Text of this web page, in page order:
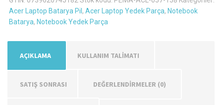
Batarya
Pil
Acer Laptop Batarya Pil , Acer Laptop Yedek Parça, Notebook
Batarya, Notebook Yedek Parça
AÇIKLAMA KULLANIM TALİMATI
SATIŞ SONRASI DEĞERLENDIRMELER (0)